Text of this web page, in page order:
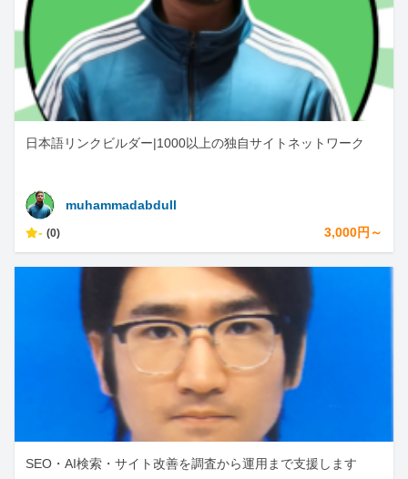
日本語リンクビルダー|1000以上の独自サイトネットワーク
muhammadabdull
- (0) 3,000円～
SEO・AI検索・サイト改善を調査から運用まで支援します